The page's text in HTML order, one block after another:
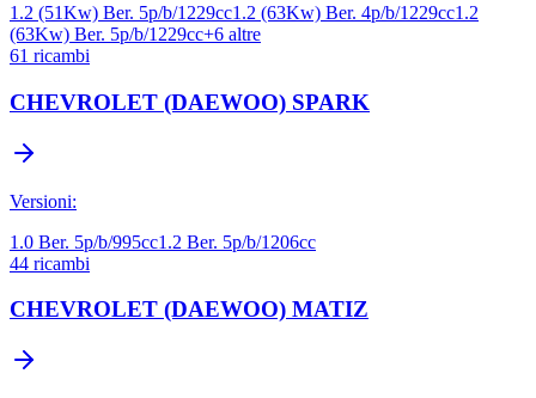
1.2 (51Kw) Ber. 5p/b/1229cc1.2 (63Kw) Ber. 4p/b/1229cc1.2
(63Kw) Ber. 5p/b/1229cc+6 altre
61 ricambi
CHEVROLET (DAEWOO) SPARK
Versioni:
1.0 Ber. 5p/b/995cc1.2 Ber. 5p/b/1206cc
44 ricambi
CHEVROLET (DAEWOO) MATIZ